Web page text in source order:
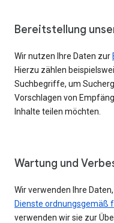
Bereitstellung
Wir nutzen Ihre Daten zur
Hierzu zählen
Suchbegriffe, um
Vorschlagen von
Inhalte teilen möchten.
Wartung und
Wir verwenden Ihre Daten,
Dienste ordnungsgemäß
verwenden wir sie zur